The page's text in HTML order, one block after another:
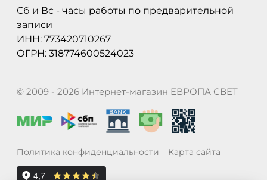
Сб и Вс - часы работы по предварительной
записи
ИНН: 773420710267
ОГРН: 318774600524023
© 2009 - 2026 Интернет-магазин ЕВРОПА СВЕТ
Политика конфиденциальности Карта сайта